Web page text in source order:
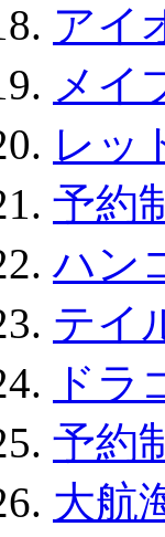
アイ
メイ
レッ
予約
ハン
テイ
ドラ
予約
大航